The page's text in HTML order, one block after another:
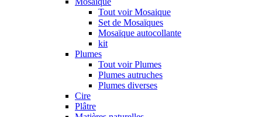
Tout voir Mosaique
Set de Mosaïques
Mosaïque autocollante
kit
Plumes
Tout voir Plumes
Plumes autruches
Plumes diverses
Cire
Plâtre